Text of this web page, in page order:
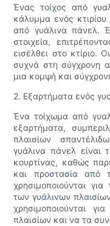
Ένας τοίχος από
κάλυμμα ενός
από γυάλινα πάνελ.
στοιχεία,
εισέλθει στο κτίριο.
συχνά στη σύγχρονη
μια κομψή και
2. Εξαρτήματα ενός
Ένα τοίχωμα από
εξαρτήματα,
πλαισίων
γυάλινα πάνελ είναι
κουρτίνας, καθώς
και προστασία από
χρησιμοποιούνται
των γυάλινων
χρησιμοποιούνται
πλαισίων και να τα